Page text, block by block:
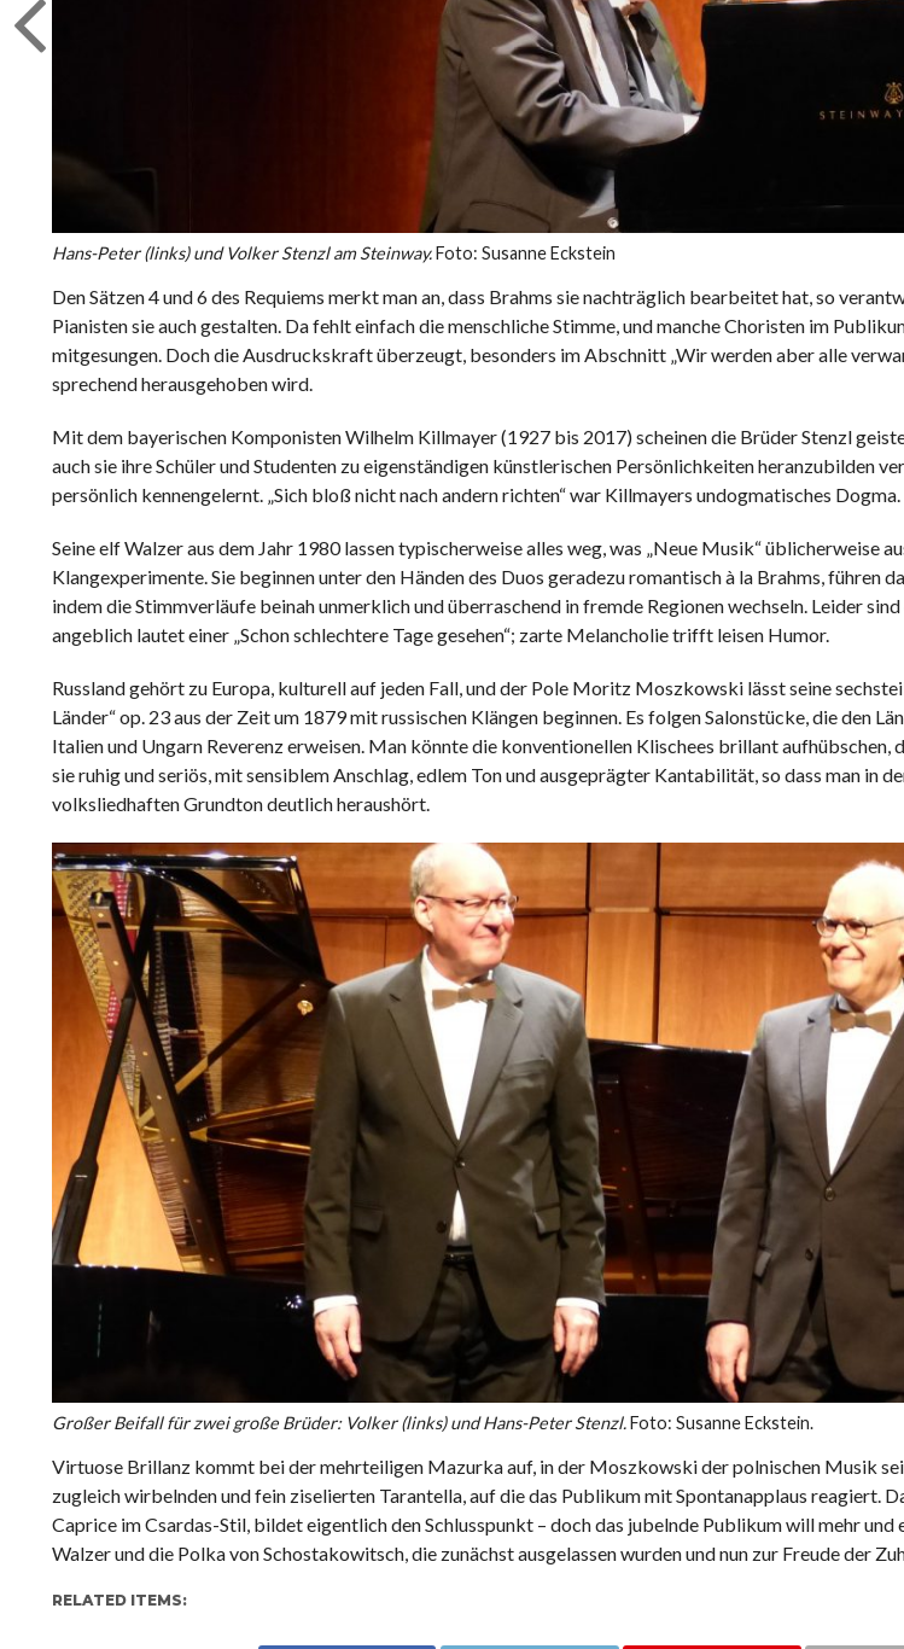
Hans-Peter (links) und Volker Stenzl am Steinway.Foto: Susanne Eckstein
Den Sätzen 4 und 6 des Requiems merkt man an, dass Brahms sie nachträglich bearbeitet hat, so
Pianisten sie auch gestalten. Da fehlt einfach die menschliche Stimme, und manche Choristen im
mitgesungen. Doch die Ausdruckskraft überzeugt, besonders im Abschnitt „Wir werden aber alle
sprechend herausgehoben wird.
Mit dem bayerischen Komponisten Wilhelm Killmayer (1927 bis 2017) scheinen die Brüder Stenzl
auch sie ihre Schüler und Studenten zu eigenständigen künstlerischen Persönlichkeiten heranzubilden
persönlich kennengelernt. „Sich bloß nicht nach andern richten“ war Killmayers undogmatisches Dogma.
Seine elf Walzer aus dem Jahr 1980 lassen typischerweise alles weg, was „Neue Musik“ üblicherweise
Klangexperimente. Sie beginnen unter den Händen des Duos geradezu romantisch à la Brahms, führen
indem die Stimmverläufe beinah unmerklich und überraschend in fremde Regionen wechseln. Leider
angeblich lautet einer „Schon schlechtere Tage gesehen“; zarte Melancholie trifft leisen Humor.
Russland gehört zu Europa, kulturell auf jeden Fall, und der Pole Moritz Moszkowski lässt seine
Länder“ op. 23 aus der Zeit um 1879 mit russischen Klängen beginnen. Es folgen Salonstücke, die den
Italien und Ungarn Reverenz erweisen. Man könnte die konventionellen Klischees brillant
sie ruhig und seriös, mit sensiblem Anschlag, edlem Ton und ausgeprägter Kantabilität, so dass man in
volksliedhaften Grundton deutlich heraushört.
Großer Beifall für zwei große Brüder: Volker (links) und Hans-Peter Stenzl.Foto: Susanne Eckstein.
Virtuose Brillanz kommt bei der mehrteiligen Mazurka auf, in der Moszkowski der polnischen Musik
zugleich wirbelnden und fein ziselierten Tarantella, auf die das Publikum mit Spontanapplaus reagiert.
Caprice im Csardas-Stil, bildet eigentlich den Schlusspunkt – doch das jubelnde Publikum will mehr und
Walzer und die Polka von Schostakowitsch, die zunächst ausgelassen wurden und nun zur Freude der
RELATED ITEMS: